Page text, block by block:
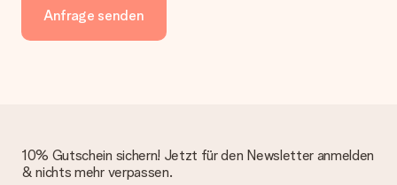
Anfrage senden
10% Gutschein sichern! Jetzt für den Newsletter anmelden
& nichts mehr verpassen.